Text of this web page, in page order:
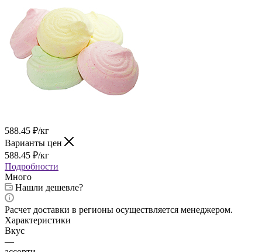
588.45 ₽/кг
Варианты цен
588.45 ₽/кг
Подробности
Много
Нашли дешевле?
Расчет доставки в регионы осуществляется менеджером.
Характеристики
Вкус
—